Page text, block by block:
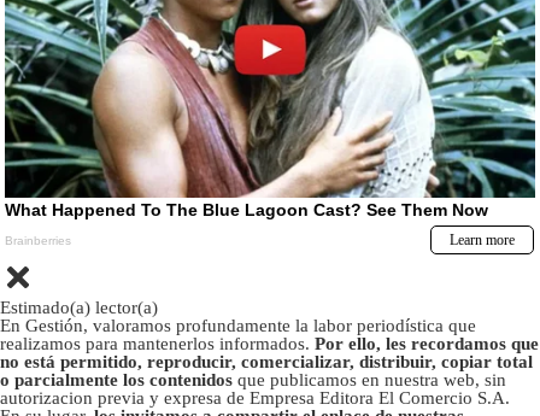
Estimado(a) lector(a)
En Gestión, valoramos profundamente la labor periodística que
realizamos para mantenerlos informados. Por ello, les recordamos que
no está permitido, reproducir, comercializar, distribuir, copiar total
o parcialmente los contenidos que publicamos en nuestra web, sin
autorizacion previa y expresa de Empresa Editora El Comercio S.A.